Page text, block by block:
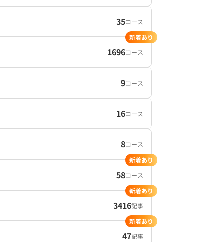
35コース
1696コース
新着あり
9コース
16コース
8コース
58コース
新着あり
3416記事
新着あり
47記事
新着あり